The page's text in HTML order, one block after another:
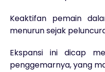
Keaktifan pemain
menurun sejak
Ekspansi ini dicap
penggemarnya, yang